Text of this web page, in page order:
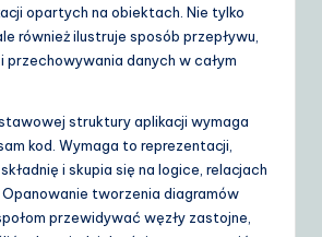
opartych na obiektach. Nie tylko
również ilustruje sposób przepływu,
przechowywania danych w całym
struktury aplikacji wymaga
kod. Wymaga to reprezentacji,
i skupia się na logice, relacjach
Opanowanie tworzenia diagramów
przewidywać węzły zastojne,